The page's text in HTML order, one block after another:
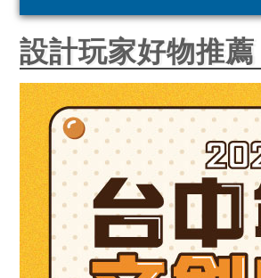
設計玩家好物推薦